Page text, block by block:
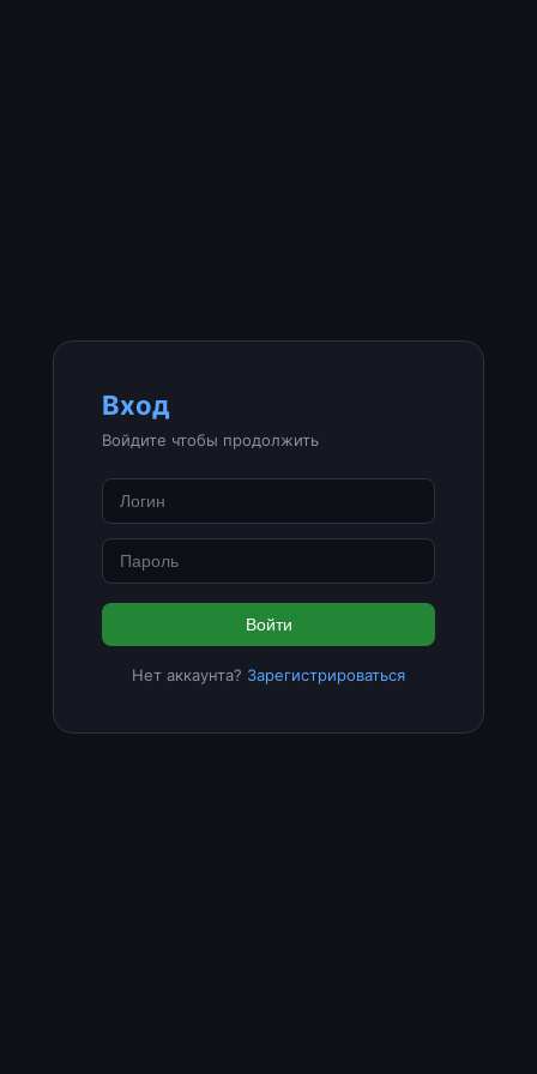
Вход
Войдите чтобы продолжить
Войти
Нет аккаунта? Зарегистрироваться